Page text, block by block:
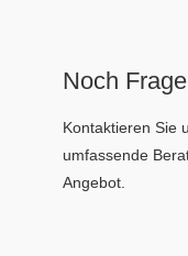
Noch
Kontaktieren Sie
umfassende
Angebot.